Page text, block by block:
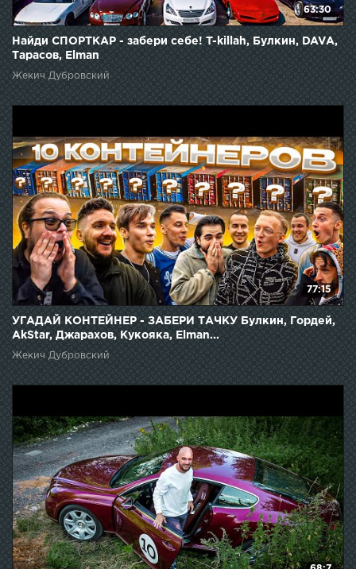
63:30
Найди СПОРТКАР - забери себе! T-killah, Булкин, DAVA,
Тарасов, Elman
Жекич Дубровский
77:15
УГАДАЙ КОНТЕЙНЕР - ЗАБЕРИ ТАЧКУ Булкин, Гордей,
AkStar, Джарахов, Кукояка, Elman...
Жекич Дубровский